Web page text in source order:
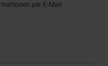
per E-Mail